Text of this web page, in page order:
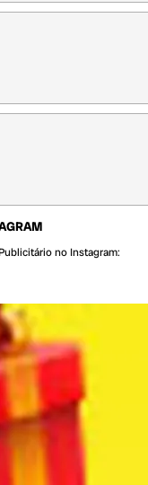
no Instagram: